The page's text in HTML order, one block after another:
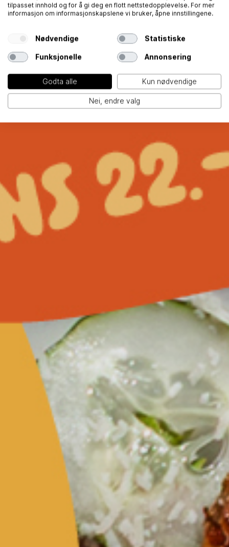
tilpasset innhold og for å gi deg en flott nettstedopplevelse. For mer
informasjon om informasjonskapslene vi bruker, åpne innstillingene.
Nødvendige Statistiske
Funksjonelle Annonsering
Godta alle Kun nødvendige
Nei, endre valg